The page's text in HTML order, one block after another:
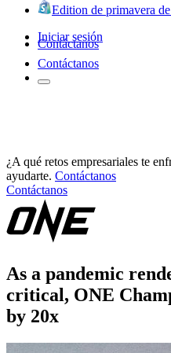
Edition de primavera
Iniciar sesión
Contáctanos
Contáctanos
¿A qué retos empresariales te
ayudarte. Contáctanos
Contáctanos
As a pandemic
critical, ONE
by 20x